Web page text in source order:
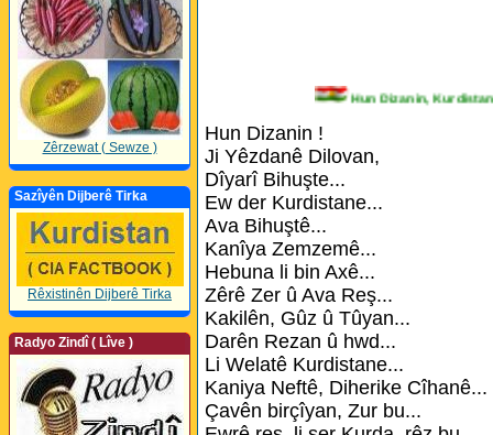
Zêrzewat ( Sewze )
Sazîyên Dijberê Tirka
Rêxistinên Dijberê Tirka
Radyo Zindî ( Lîve )
Hun Dizanin,
Hun Dizanin !
Ji Yêzdanê Dilovan,
Dîyarî Bihuşte...
Ew der Kurdistane...
Ava Bihuştê...
Kanîya Zemzemê...
Hebuna li bin Axê...
Zêrê Zer û Ava Reş...
Kakilên, Gûz û Tûyan...
Darên Rezan û hwd...
Li Welatê Kurdistane...
Kaniya Neftê, Diherike Cîhanê...
Çavên birçîyan, Zur bu...